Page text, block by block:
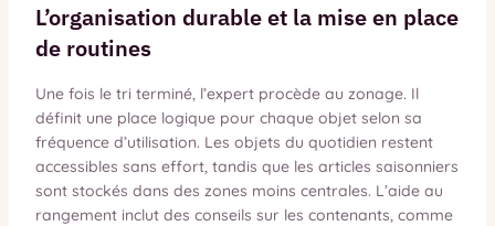
L’organisation durable et la mise en place
de routines
Une fois le tri terminé, l’expert procède au zonage. Il
définit une place logique pour chaque objet selon sa
fréquence d’utilisation. Les objets du quotidien restent
accessibles sans effort, tandis que les articles saisonniers
sont stockés dans des zones moins centrales. L’aide au
rangement inclut des conseils sur les contenants, comme